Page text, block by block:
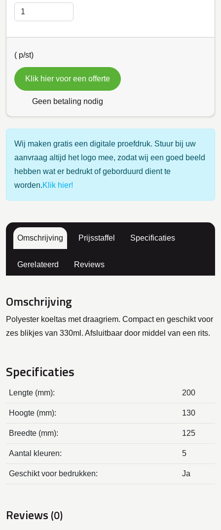
( p/st)
Klik hier voor een offerte
Geen betaling nodig
Wij maken gratis een digitale proefdruk. Stuur bij uw
aanvraag altijd het logo mee, zodat wij een goed beeld
hebben wat er bedrukt of geborduurd dient te
worden.Klik hier!
Omschrijving Prijsstaffel Specificaties
Gerelateerd Reviews
Omschrijving
Polyester koeltas met draagriem. Compact en geschikt voor
zes blikjes van 330ml. Afsluitbaar door middel van een rits.
Specificaties
Lengte (mm): 200
Hoogte (mm): 130
Breedte (mm): 125
Aantal kleuren: 5
Geschikt voor bedrukken: Ja
Reviews (0)